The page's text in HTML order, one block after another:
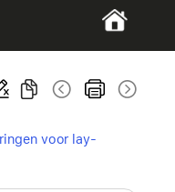
voor lay-